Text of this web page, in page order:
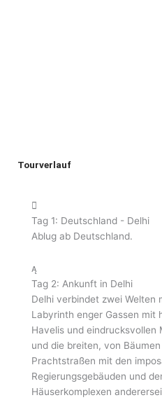
Tourverlauf
Tag 1: Deutschland - Delhi
Ablug ab Deutschland.
Tag 2: Ankunft in Delhi
Delhi verbindet zwei Welten
Labyrinth enger Gassen mit
Havelis und eindrucksvollen
und die breiten, von
Prachtstraßen mit den
Regierungsgebäuden und
Häuserkomplexen